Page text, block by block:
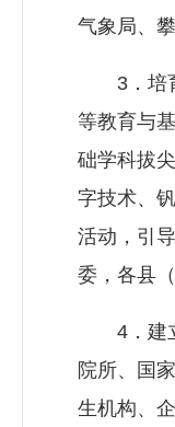
气象局、
3．培育
等教育与
础学科拔
字技术、
活动，引
委，各县
4．建立
院所、国
生机构、